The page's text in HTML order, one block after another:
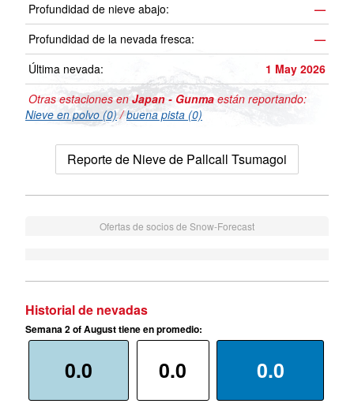
Profundidad de nieve abajo:
—
Profundidad de la nevada fresca:
—
Última nevada:
1 May 2026
Otras estaciones enJapan - Gunma están reportando:
Nieve en polvo (0)/buena pista (0)
Reporte de Nieve de Pallcall Tsumagoi
Ofertas de socios de Snow-Forecast
Historial de nevadas
Semana 2 of August tiene en promedio:
0.0 0.0 0.0